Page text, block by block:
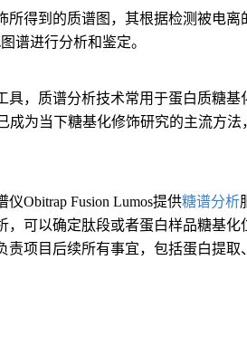
所得到的质谱图，其根据检测被电
谱进行分析和鉴定。
具，质谱分析技术常用于蛋白质糖
成为当下糖基化修饰研究的主流方
Obitrap Fusion Lumos提供糖谱分析
，可以确定肽段或者蛋白样品糖基
责项目后续所有事宜，包括蛋白提